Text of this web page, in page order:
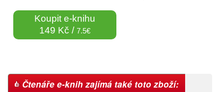
Koupit e-knihu
149 Kč / 7.5€
Čtenáře e-knih zajímá také toto zboží: